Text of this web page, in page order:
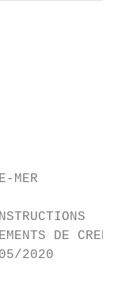
MER
DE CREDIT
2020